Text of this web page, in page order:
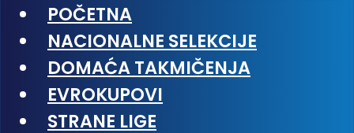
POČETNA
NACIONALNE SELEKCIJE
DOMAĆA TAKMIČENJA
EVROKUPOVI
STRANE LIGE